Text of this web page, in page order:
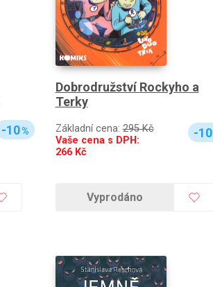
-10%
Dobrodružství Rockyho a
Terky
Základní cena:295 Kč
Vaše cena s DPH:
266Kč
-10
Vyprodáno